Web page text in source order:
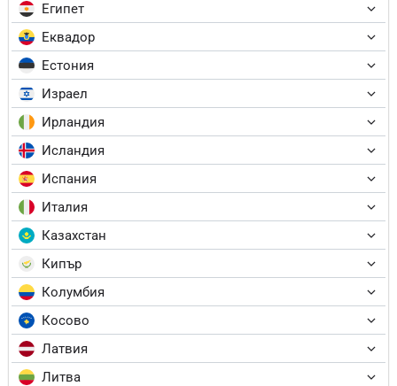
Египет
Еквадор
Естония
Израел
Ирландия
Исландия
Испания
Италия
Казахстан
Кипър
Колумбия
Косово
Латвия
Литва